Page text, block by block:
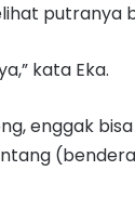
putranya
kata Eka.
enggak